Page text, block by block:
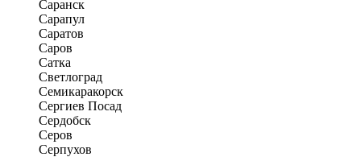
Саранск
Сарапул
Саратов
Саров
Сатка
Светлоград
Семикаракорск
Сергиев Посад
Сердобск
Серов
Серпухов